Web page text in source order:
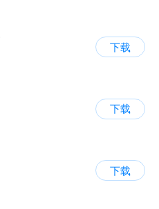
下载
下载
下载